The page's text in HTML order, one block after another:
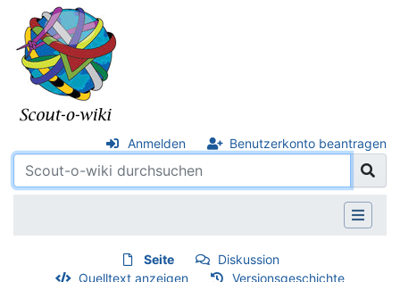
Anmelden Benutzerkonto beantragen
Seite
Diskussion
Quelltext anzeigen
Versionsgeschichte